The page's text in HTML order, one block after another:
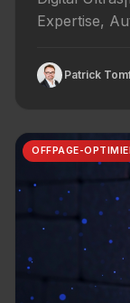
Expertise,
Webseiten.
Patrick
OFFPAGE-